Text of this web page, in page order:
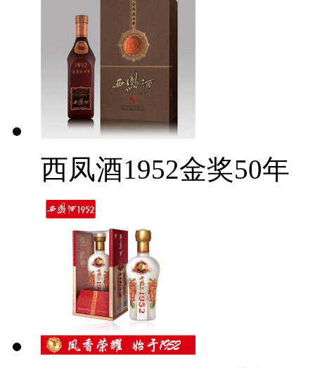
西凤酒1952金奖50年